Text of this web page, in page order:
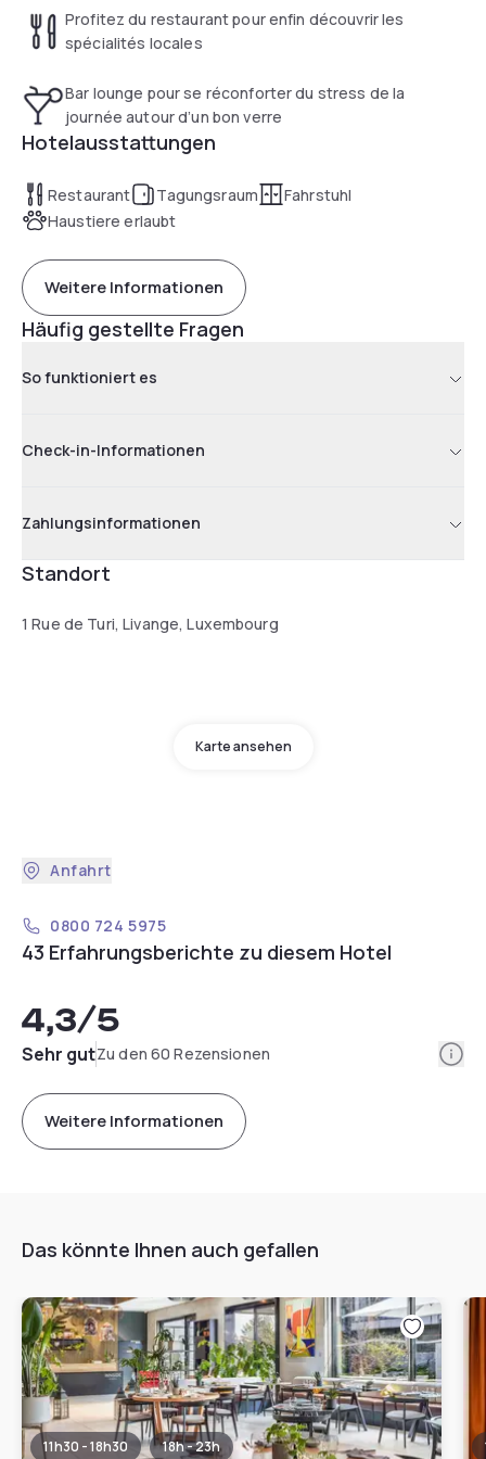
Profitez du restaurant pour enfin découvrir les
spécialités locales
Bar lounge pour se réconforter du stress de la
journée autour d’un bon verre
Hotelausstattungen
Restaurant Tagungsraum
Fahrstuhl
Haustiere erlaubt
Weitere Informationen
Häufig gestellte Fragen
So funktioniert es
Check-in-Informationen
Zahlungsinformationen
Standort
1 Rue de Turi, Livange, Luxembourg
Karte ansehen
Anfahrt
0800 724 5975
43 Erfahrungsberichte zu diesem Hotel
4,3/5
Sehr gutZu den 60 Rezensionen
Weitere Informationen
Das könnte Ihnen auch gefallen
11h30 - 18h30 18h - 23h